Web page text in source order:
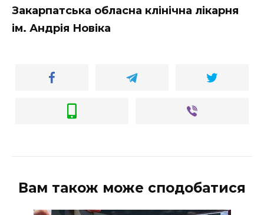
Закарпатська обласна клінічна лікарня
ім. Андрія Новіка
Вам також може сподобатися